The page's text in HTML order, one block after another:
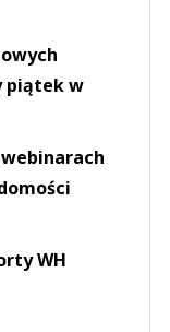
piątek w
WH